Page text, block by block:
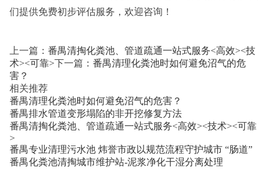
们提供免费初步评估服务，欢迎咨询！
上一篇： 番禺清掏化粪池、管道疏通一站式服务<高效><技
术><可靠>下一篇： 番禺清理化粪池时如何避免沼气的危
害？
相关推荐
番禺清理化粪池时如何避免沼气的危害？
番禺排水管道变形塌陷的非开挖修复方法
番禺清掏化粪池、管道疏通一站式服务<高效><技术><可靠
>
番禺专业清理污水池 炜誉市政以规范流程守护城市 “肠道”
番禺化粪池清掏城市维护站-泥浆净化干湿分离处理